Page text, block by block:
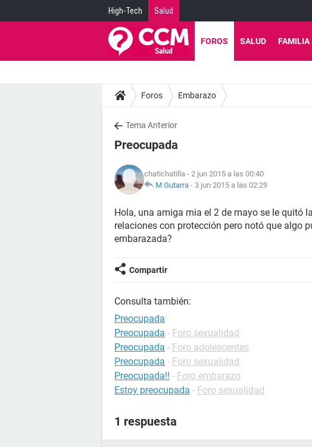
High-Tech Salud
FOROS SALUD FAMILIA
Foros Embarazo
Tema Anterior
Preocupada
chatichatilla - 2 jun 2015 a las 00:40
M Gutarra - 3 jun 2015 a las 02:29
Hola, una amiga mia el 2 de mayo se le quitó
relaciones con protección pero notó que algo
embarazada?
Compartir
Consulta también:
Preocupada
Preocupada - Foro sexualidad
Preocupada - Foro adolescentes
Preocupada - Foro sexualidad
Preocupada!! - Foro embarazo
Estoy preocupada - Foro sexualidad
1 respuesta